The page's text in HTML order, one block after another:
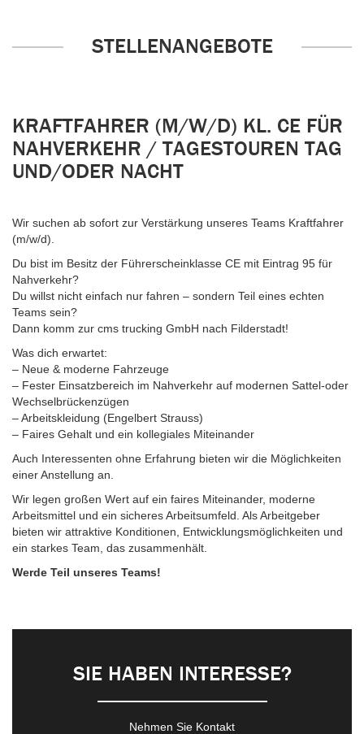
STELLENANGEBOTE
KRAFTFAHRER (M/W/D) KL. CE FÜR
NAHVERKEHR / TAGESTOUREN TAG
UND/ODER NACHT
Wir suchen ab sofort zur Verstärkung unseres Teams Kraftfahrer
(m/w/d).
Du bist im Besitz der Führerscheinklasse CE mit Eintrag 95 für
Nahverkehr?
Du willst nicht einfach nur fahren – sondern Teil eines echten
Teams sein?
Dann komm zur cms trucking GmbH nach Filderstadt!
Was dich erwartet:
– Neue & moderne Fahrzeuge
– Fester Einsatzbereich im Nahverkehr auf modernen Sattel-oder
Wechselbrückenzügen
– Arbeitskleidung (Engelbert Strauss)
– Faires Gehalt und ein kollegiales Miteinander
Auch Interessenten ohne Erfahrung bieten wir die Möglichkeiten
einer Anstellung an.
Wir legen großen Wert auf ein faires Miteinander, moderne
Arbeitsmittel und ein sicheres Arbeitsumfeld. Als Arbeitgeber
bieten wir attraktive Konditionen, Entwicklungsmöglichkeiten und
ein starkes Team, das zusammenhält.
Werde Teil unseres Teams!
SIE HABEN INTERESSE?
Nehmen Sie Kontakt